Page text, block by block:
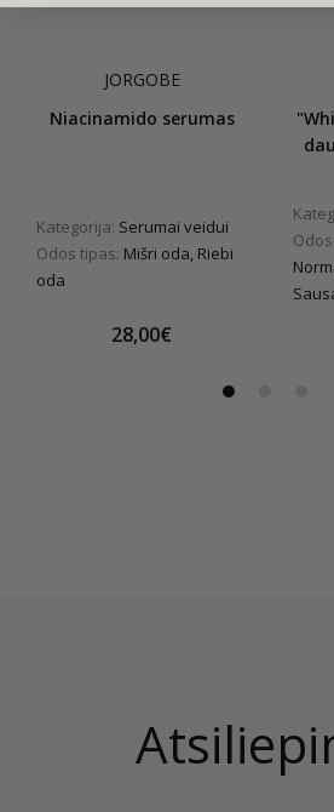
JORGOBE
Niacinamido serumas
Kategorija: Serumai veidui
Odos tipas: Mišri oda, Riebi
oda
28,00€